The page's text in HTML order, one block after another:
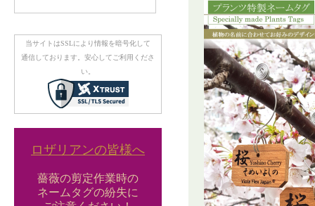
当サイトはSSLにより情報を暗号化して
通信しております。安心してご利用くださ
い。
ロザリアンの皆様へ
薔薇の剪定作業時の
ネームタグの紛失に